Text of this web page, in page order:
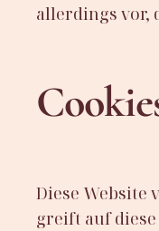
allerdings vor,
Diese Website
greift auf